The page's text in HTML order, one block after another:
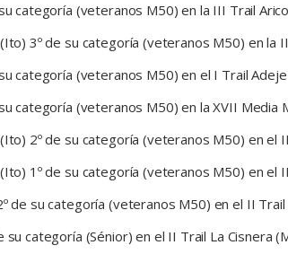
categoría (veteranos M50) en la III Trail
3º de su categoría (veteranos M50) en la
categoría (veteranos M50) en el I Trail
categoría (veteranos M50) en la XVII
2º de su categoría (veteranos M50) en el
1º de su categoría (veteranos M50) en el
de su categoría (veteranos M50) en el II
categoría (Sénior) en el II Trail La Cisnera